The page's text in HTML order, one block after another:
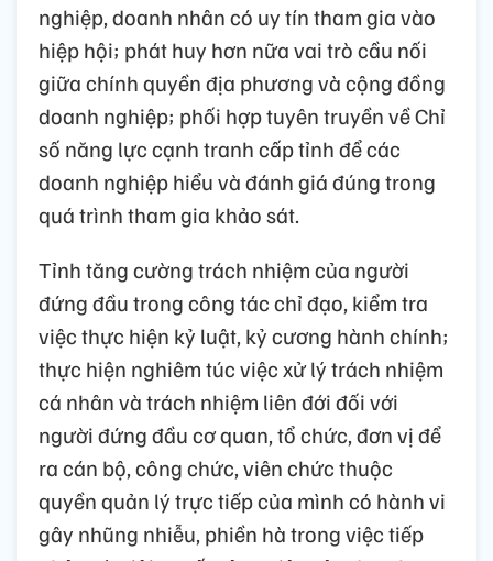
nghiệp, doanh nhân có uy tín tham gia vào
hiệp hội; phát huy hơn nữa vai trò cầu nối
giữa chính quyền địa phương và cộng đồng
doanh nghiệp; phối hợp tuyên truyền về Chỉ
số năng lực cạnh tranh cấp tỉnh để các
doanh nghiệp hiểu và đánh giá đúng trong
quá trình tham gia khảo sát.
Tỉnh tăng cường trách nhiệm của người
đứng đầu trong công tác chỉ đạo, kiểm tra
việc thực hiện kỷ luật, kỷ cương hành chính;
thực hiện nghiêm túc việc xử lý trách nhiệm
cá nhân và trách nhiệm liên đới đối với
người đứng đầu cơ quan, tổ chức, đơn vị để
ra cán bộ, công chức, viên chức thuộc
quyền quản lý trực tiếp của mình có hành vi
gây nhũng nhiễu, phiền hà trong việc tiếp